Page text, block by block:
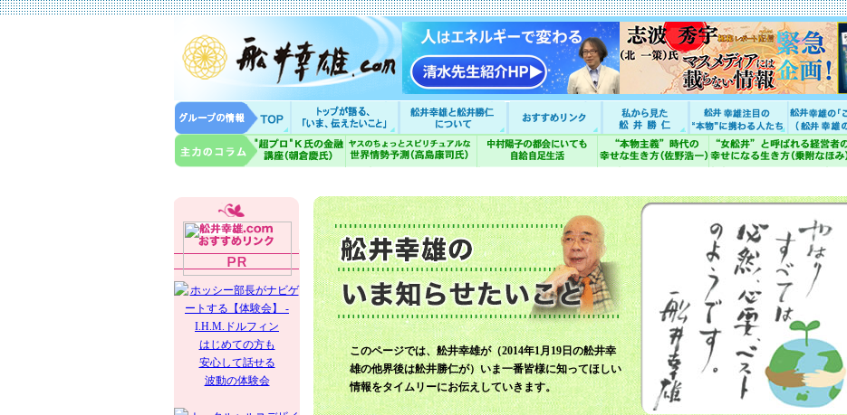
はじめての方も
安心して話せる
波動の体験会
このページでは、舩井幸雄が（2014年1月19日の舩井幸
雄の他界後は舩井勝仁が）いま一番皆様に知ってほしい
情報をタイムリーにお伝えしていきます。